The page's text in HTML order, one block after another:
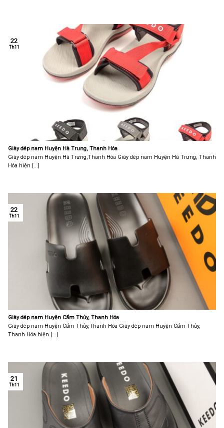
Giày dép nam Huyện Hà Trung, Thanh Hóa
Giày dép nam Huyện Hà Trưng,Thanh Hóa Giày dép nam Huyện Hà Trưng, Thanh
Hóa hiện [...]
22
Th11
Giày dép nam Huyện Cẩm Thủy, Thanh Hóa
Giày dép nam Huyện Cẩm Thủy,Thanh Hóa Giày dép nam Huyện Cẩm Thủy,
Thanh Hóa hiện [...]
22
Th11
21
Th11